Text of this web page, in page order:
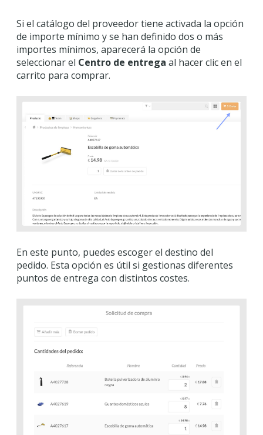
Si el catálogo del proveedor tiene activada la opción
de importe mínimo y se han definido dos o más
importes mínimos, aparecerá la opción de
seleccionar el Centro de entrega al hacer clic en el
carrito para comprar.
En este punto, puedes escoger el destino del
pedido. Esta opción es útil si gestionas diferentes
puntos de entrega con distintos costes.